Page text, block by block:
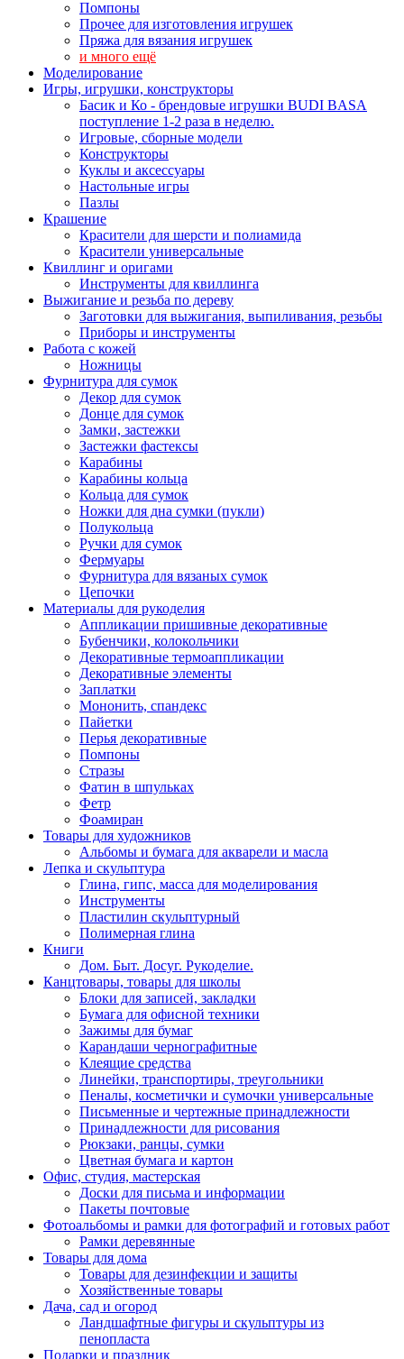
Помпоны
Прочее для изготовления игрушек
Пряжа для вязания игрушек
и много ещё
Моделирование
Игры, игрушки, конструкторы
Басик и Ко - брендовые игрушки BUDI BASA
поступление 1-2 раза в неделю.
Игровые, сборные модели
Конструкторы
Куклы и аксессуары
Настольные игры
Пазлы
Крашение
Красители для шерсти и полиамида
Красители универсальные
Квиллинг и оригами
Инструменты для квиллинга
Выжигание и резьба по дереву
Заготовки для выжигания, выпиливания, резьбы
Приборы и инструменты
Работа с кожей
Ножницы
Фурнитура для сумок
Декор для сумок
Донце для сумок
Замки, застежки
Застежки фастексы
Карабины
Карабины кольца
Кольца для сумок
Ножки для дна сумки (пукли)
Полукольца
Ручки для сумок
Фермуары
Фурнитура для вязаных сумок
Цепочки
Материалы для рукоделия
Аппликации пришивные декоративные
Бубенчики, колокольчики
Декоративные термоаппликации
Декоративные элементы
Заплатки
Мононить, спандекс
Пайетки
Перья декоративные
Помпоны
Стразы
Фатин в шпульках
Фетр
Фоамиран
Товары для художников
Альбомы и бумага для акварели и масла
Лепка и скульптура
Глина, гипс, масса для моделирования
Инструменты
Пластилин скульптурный
Полимерная глина
Книги
Дом. Быт. Досуг. Рукоделие.
Канцтовары, товары для школы
Блоки для записей, закладки
Бумага для офисной техники
Зажимы для бумаг
Карандаши чернографитные
Клеящие средства
Линейки, транспортиры, треугольники
Пеналы, косметички и сумочки универсальные
Письменные и чертежные принадлежности
Принадлежности для рисования
Рюкзаки, ранцы, сумки
Цветная бумага и картон
Офис, студия, мастерская
Доски для письма и информации
Пакеты почтовые
Фотоальбомы и рамки для фотографий и готовых работ
Рамки деревянные
Товары для дома
Товары для дезинфекции и защиты
Хозяйственные товары
Дача, сад и огород
Ландшафтные фигуры и скульптуры из
пенопласта
Подарки и праздник